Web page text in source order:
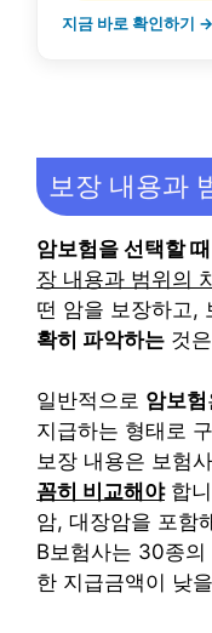
지금 바로 확인하기 →
보장 내용과
암보험을 선택할
장 내용과 범위의
떤 암을 보장하고,
확히 파악하는 것
일반적으로 암보험
지급하는 형태로
보장 내용은 보험
꼼히 비교해야합니
암, 대장암을 포함
B보험사는 30종의
한 지급금액이 낮